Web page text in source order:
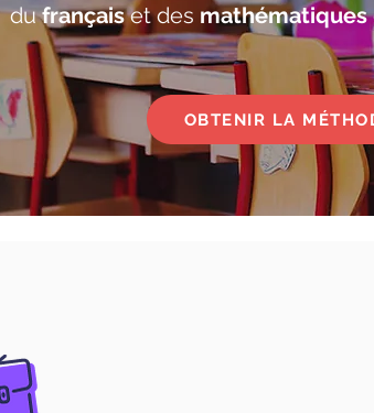
dufrançaiset des mathématiques
OBTENIR LA